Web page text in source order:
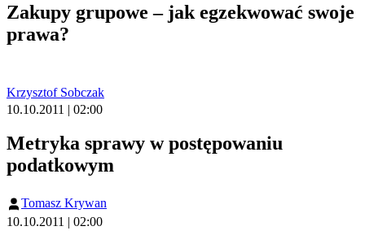
Zakupy grupowe – jak egzekwować swoje
prawa?
Krzysztof Sobczak
10.10.2011 | 02:00
Metryka sprawy w postępowaniu
podatkowym
Tomasz Krywan
10.10.2011 | 02:00